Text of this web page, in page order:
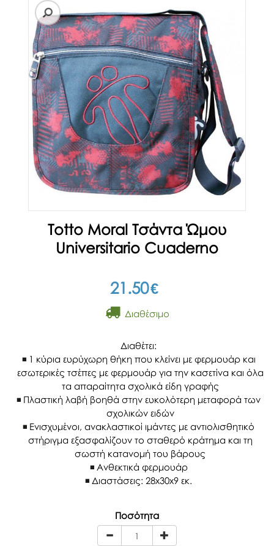
Totto Moral Τσάντα Ώμου
Universitario Cuaderno
21.50€
Διαθέσιμο
Διαθέτει:
1 κύρια ευρύχωρη θήκη που κλείνει με φερμουάρ και
εσωτερικές τσέπες με φερμουάρ για την κασετίνα και όλα
τα απαραίτητα σχολικά είδη γραφής
Πλαστική λαβή βοηθά στην ευκολότερη μεταφορά των
σχολικών ειδών
Ενισχυμένοι, ανακλαστικοί ιμάντες με αντιολισθητικό
στήριγμα εξασφαλίζουν το σταθερό κράτημα και τη
σωστή κατανομή του βάρους
Ανθεκτικά φερμουάρ
Διαστάσεις: 28x30x9 εκ.
Ποσότητα